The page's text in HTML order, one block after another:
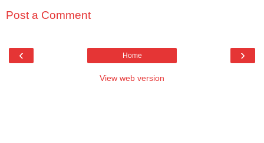
Post a Comment
‹ ›
Home
View web version